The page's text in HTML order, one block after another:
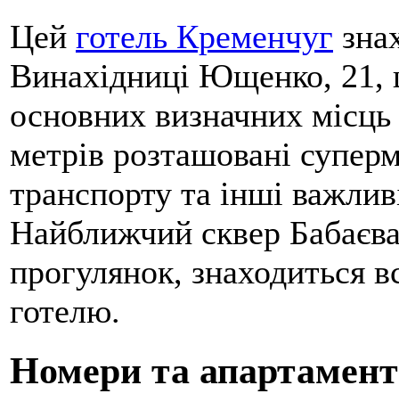
Цей готель Кременчуг
Винахідниці Ющенко, 21,
основних визначних місць
метрів розташовані
транспорту та інші
Найближчий сквер
прогулянок, знаходиться
готелю.
Номери та